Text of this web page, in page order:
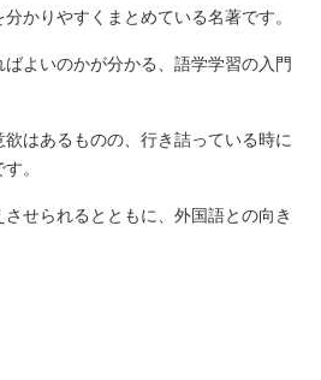
かりやすくまとめている名著です。
よいのかが分かる、語学学習の入門
はあるものの、行き詰っている時に
。
せられるとともに、外国語との向き